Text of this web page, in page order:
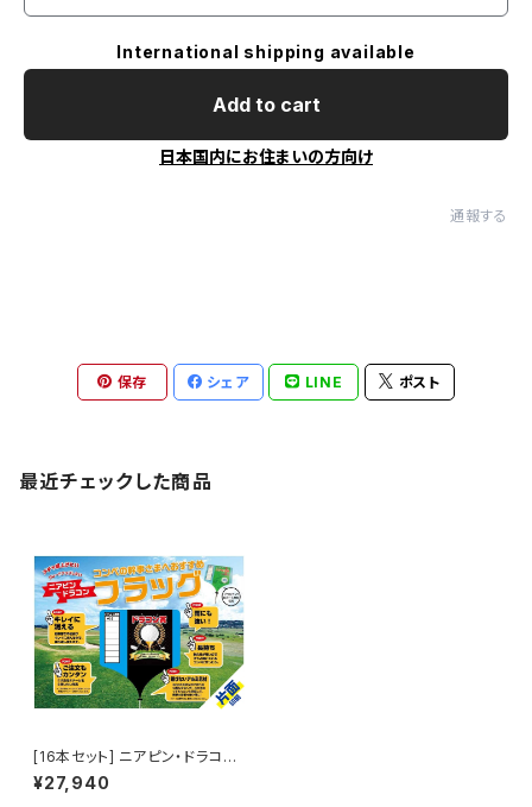
International shipping available
Add to cart
日本国内にお住まいの方向け
通報する
保存 シェア LINE ポスト
最近チェックした商品
[16本セット] ニアピン・ドラコン
フラッグ（片面印刷）
¥27,940